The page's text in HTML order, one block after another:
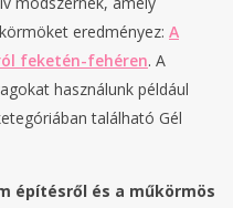
eredményez: A
feketén-fehéren. A
használunk például
található Gél
építésről és a műkörmös